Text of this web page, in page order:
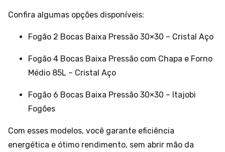
Confira algumas opções disponíveis:
Fogão 2 Bocas Baixa Pressão 30×30 – Cristal Aço
Fogão 4 Bocas Baixa Pressão com Chapa e Forno
Médio 85L – Cristal Aço
Fogão 6 Bocas Baixa Pressão 30×30 – Itajobi
Fogões
Com esses modelos, você garante eficiência
energética e ótimo rendimento, sem abrir mão da